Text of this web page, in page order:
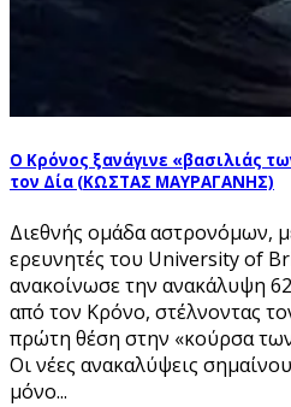
Ο Κρόνος ξανάγινε «βασιλιάς
τον Δία (ΚΩΣΤΑΣ ΜΑΥΡΑΓΑΝΗΣ)
Διεθνής ομάδα αστρονόμων,
ερευνητές του University of
ανακοίνωσε την ανακάλυψη
από τον Κρόνο, στέλνοντας
πρώτη θέση στην «κούρσα
Οι νέες ανακαλύψεις
μόνο...